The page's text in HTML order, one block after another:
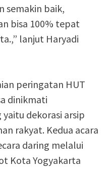
semakin baik,
bisa 100% tepat
lanjut Haryadi
peringatan HUT
dinikmati
dekorasi arsip
rakyat. Kedua acara
daring melalui
Kota Yogyakarta